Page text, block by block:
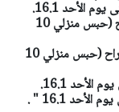
15. معاذ أبو كف (قاصر)؛ اطلاق سراح (حبس منزلي 10
16. محمد الأطرش (قاصر)؛ اطلاق سراح (حبس منزلي 10